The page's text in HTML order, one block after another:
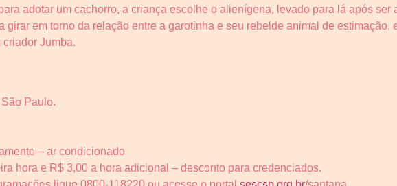
adotar um cachorro, a criança escolhe o alienígena, levado para lá após ser
girar em torno da relação entre a garotinha e seu rebelde animal de estimação,
Jumba.
Paulo.
– ar condicionado
hora e R$ 3,00 a hora adicional – desconto para credenciados.